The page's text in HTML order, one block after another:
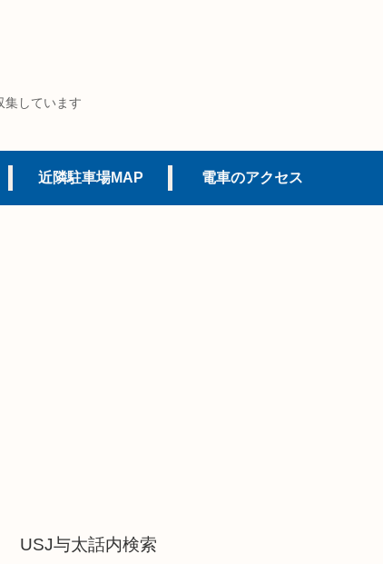
集しています
近隣駐車場MAP 電車のアクセス
USJ与太話内検索